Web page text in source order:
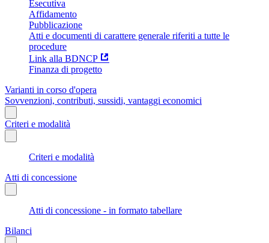
Esecutiva
Affidamento
Pubblicazione
Atti e documenti di carattere generale riferiti a tutte le
procedure
Link alla BDNCP
Finanza di progetto
Varianti in corso d'opera
Sovvenzioni, contributi, sussidi, vantaggi economici
Criteri e modalità
Criteri e modalità
Atti di concessione
Atti di concessione - in formato tabellare
Bilanci